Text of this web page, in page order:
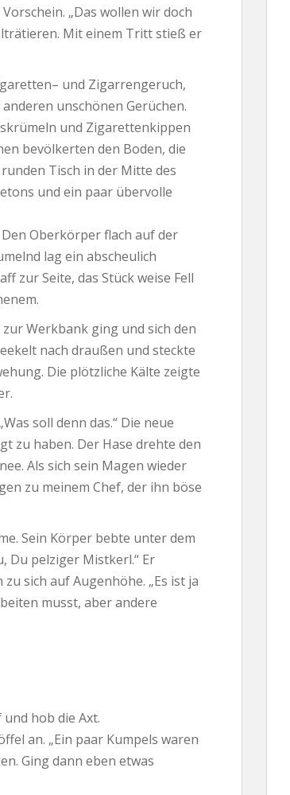
„Das wollen wir doch
Mit einem Tritt stieß er
und Zigarrengeruch,
unschönen Gerüchen.
und Zigarettenkippen
bevölkerten den Boden, die
Tisch in der Mitte des
und ein paar übervolle
Oberkörper flach auf der
lag ein abscheulich
zur Seite, das Stück weise Fell
Werkbank ging und sich den
nach draußen und steckte
Die plötzliche Kälte zeigte
soll denn das.“ Die neue
zu haben. Der Hase drehte den
Als sich sein Magen wieder
zu meinem Chef, der ihn böse
Sein Körper bebte unter dem
Du pelziger Mistkerl.“ Er
sich auf Augenhöhe. „Es ist ja
musst, aber andere
und hob die Axt.
an. „Ein paar Kumpels waren
Ging dann eben etwas